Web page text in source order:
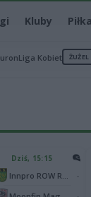
Kluby
Kobiet ŻUŻEL
Dziś, 15:15